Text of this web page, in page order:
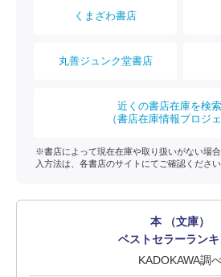
くまざわ書店
丸善ジュンク堂書店
近くの書店在庫を検
（書店在庫情報プロジェ
※書店によって現在在庫や取り扱いがない場
入方法は、各書店のサイトにてご確認ください
本 （文庫）
ベストセラーラン
KADOKAWA調